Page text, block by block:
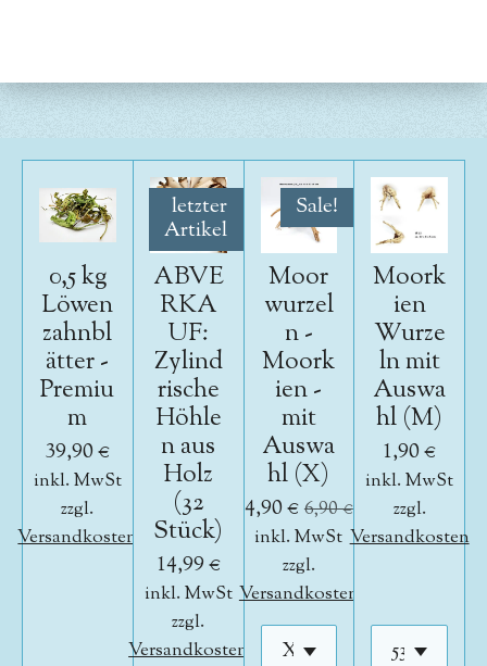
n n n n
0,5 kg
Löwen
zahnbl
ätter -
Premiu
m
39,90 €
inkl. MwSt
zzgl.
Versandkosten
letzter
Artikel
ABVE
RKA
UF:
Zylind
rische
Höhle
n aus
Holz
(32
Stück)
14,99 €
inkl. MwSt
zzgl.
Versandkosten
Sale!
Moor
wurzel
n -
Moork
ien -
mit
Auswa
hl (X)
4,90 € 6,90 €
inkl. MwSt
zzgl.
Versandkosten
Moork
ien
Wurze
ln mit
Auswa
hl (M)
1,90 €
inkl. MwSt
zzgl.
Versandkosten